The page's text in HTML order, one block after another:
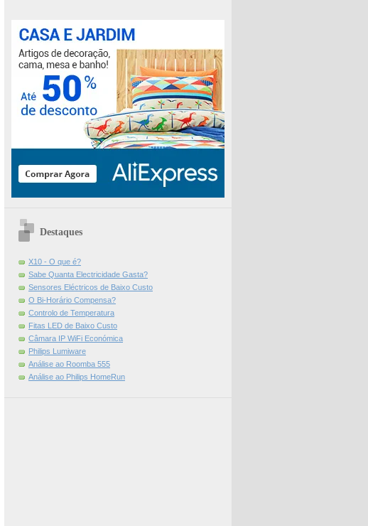
Destaques
X10 - O que é?
Sabe Quanta Electricidade Gasta?
Sensores Eléctricos de Baixo Custo
O Bi-Horário Compensa?
Controlo de Temperatura
Fitas LED de Baixo Custo
Câmara IP WiFi Económica
Philips Lumiware
Análise ao Roomba 555
Análise ao Philips HomeRun